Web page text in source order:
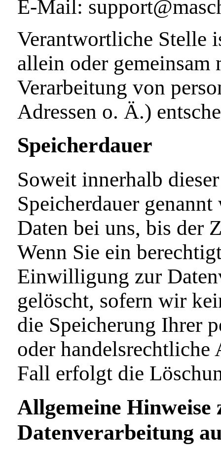
E-Mail:
Verantwortliche Stelle
allein oder
Verarbeitung von
Adressen o. Ä.)
Speicherdauer
Soweit innerhalb
Speicherdauer
Daten bei uns, bis der
Wenn Sie ein
Einwilligung zur
gelöscht, sofern wir
die Speicherung Ihrer
oder
Fall erfolgt die
Allgemeine Hinweise
Datenverarbeitung